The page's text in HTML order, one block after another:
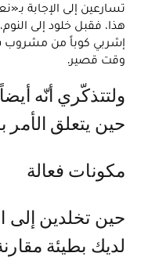
تسارعين إلى الإجابة
هذا، فقبل خلود إلى
إشربي كوباً من مشروب
وقت قصير.
ولتتذكّري أنّه أيضاً سهل التحضير وفعال سيما
حين يتعلق
مكونات فعالة
حين تخلدين إلى
لديك بطيئة